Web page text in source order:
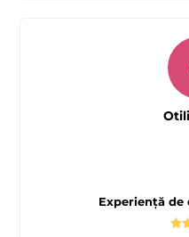
Experiență de